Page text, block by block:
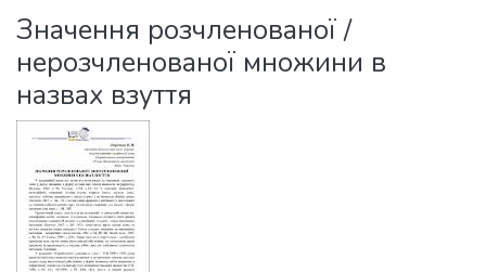
Statistics
Значення розчленованої /
нерозчленованої множини в
назвах взуття